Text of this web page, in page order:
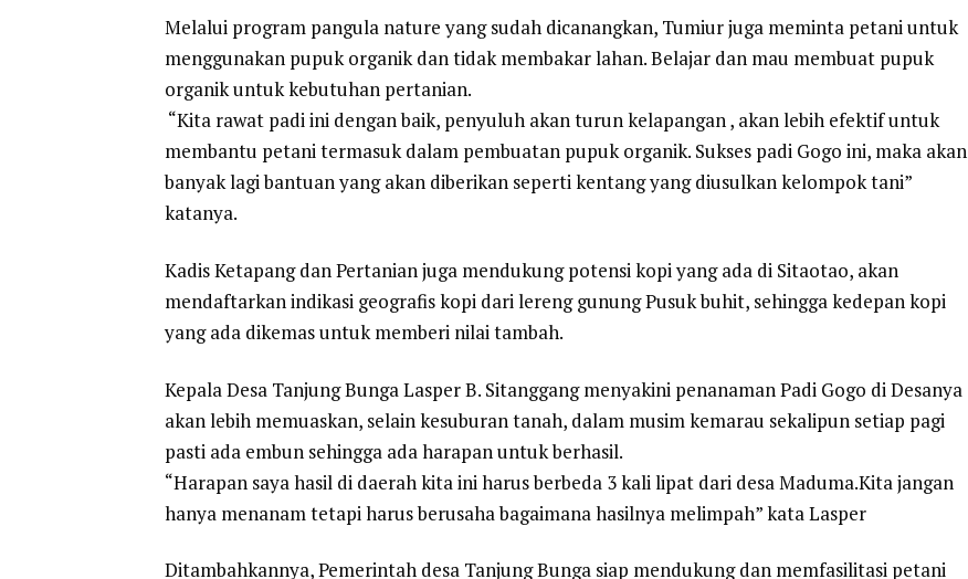
Melalui program pangula nature yang sudah dicanangkan, Tumiur juga meminta petani untuk
menggunakan pupuk organik dan tidak membakar lahan. Belajar dan mau membuat pupuk
organik untuk kebutuhan pertanian.
“Kita rawat padi ini dengan baik, penyuluh akan turun kelapangan , akan lebih efektif untuk
membantu petani termasuk dalam pembuatan pupuk organik. Sukses padi Gogo ini, maka akan
banyak lagi bantuan yang akan diberikan seperti kentang yang diusulkan kelompok tani”
katanya.
Kadis Ketapang dan Pertanian juga mendukung potensi kopi yang ada di Sitaotao, akan
mendaftarkan indikasi geografis kopi dari lereng gunung Pusuk buhit, sehingga kedepan kopi
yang ada dikemas untuk memberi nilai tambah.
Kepala Desa Tanjung Bunga Lasper B. Sitanggang menyakini penanaman Padi Gogo di Desanya
akan lebih memuaskan, selain kesuburan tanah, dalam musim kemarau sekalipun setiap pagi
pasti ada embun sehingga ada harapan untuk berhasil.
“Harapan saya hasil di daerah kita ini harus berbeda 3 kali lipat dari desa Maduma.Kita jangan
hanya menanam tetapi harus berusaha bagaimana hasilnya melimpah” kata Lasper
Ditambahkannya, Pemerintah desa Tanjung Bunga siap mendukung dan memfasilitasi petani